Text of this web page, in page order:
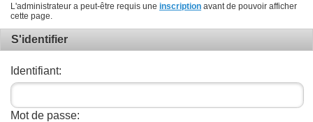
L'administrateur a peut-être requis une inscription avant de pouvoir afficher
cette page.
S'identifier
Identifiant:
Mot de passe: